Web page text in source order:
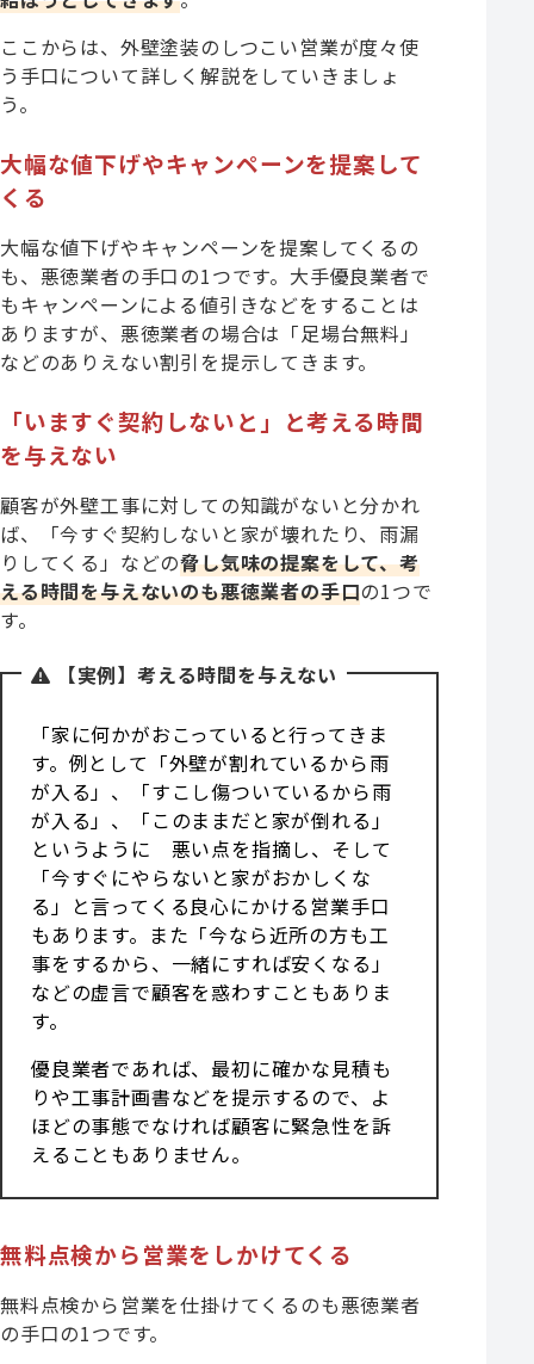
ここからは、外壁塗装のしつこい営業が度々使
う手口について詳しく解説をしていきましょ
う。
大幅な値下げやキャンペーンを提案して
くる
大幅な値下げやキャンペーンを提案してくるの
も、悪徳業者の手口の1つです。大手優良業者で
もキャンペーンによる値引きなどをすることは
ありますが、悪徳業者の場合は「足場台無料」
などのありえない割引を提示してきます。
「いますぐ契約しないと」と考える時間
を与えない
顧客が外壁工事に対しての知識がないと分かれ
ば、「今すぐ契約しないと家が壊れたり、雨漏
りしてくる」などの脅し気味の提案をして、考
える時間を与えないのも悪徳業者の手口の1つで
す。
【実例】考える時間を与えない
「家に何かがおこっていると行ってきま
す。例として「外壁が割れているから雨
が入る」、「すこし傷ついているから雨
が入る」、「このままだと家が倒れる」
というように 悪い点を指摘し、そして
「今すぐにやらないと家がおかしくな
る」と言ってくる良心にかける営業手口
もあります。また「今なら近所の方も工
事をするから、一緒にすれば安くなる」
などの虚言で顧客を惑わすこともありま
す。
優良業者であれば、最初に確かな見積も
りや工事計画書などを提示するので、よ
ほどの事態でなければ顧客に緊急性を訴
えることもありません。
無料点検から営業をしかけてくる
無料点検から営業を仕掛けてくるのも悪徳業者
の手口の1つです。